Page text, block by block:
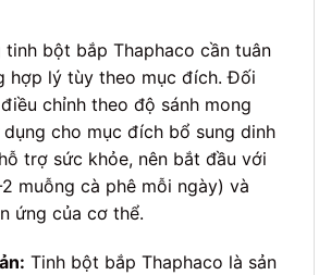
tinh bột bắp Thaphaco cần tuân
hợp lý tùy theo mục đích. Đối
chỉnh theo độ sánh mong
dụng cho mục đích bổ sung dinh
trợ sức khỏe, nên bắt đầu với
muỗng cà phê mỗi ngày) và
ứng của cơ thể.
Tinh bột bắp Thaphaco là sản